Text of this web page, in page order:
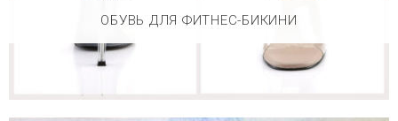
ОБУВЬ ДЛЯ ФИТНЕС-БИКИНИ